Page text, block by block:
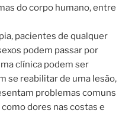
do corpo humano, entre
pacientes de qualquer
podem passar por
clínica podem ser
se reabilitar de uma lesão,
problemas comuns
dores nas costas e